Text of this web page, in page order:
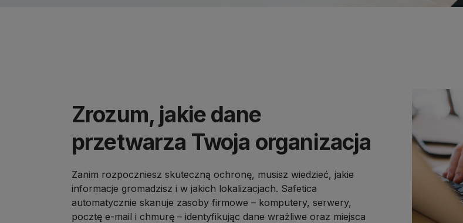
Zrozum, jakie dane
przetwarza Twoja organizacja
Zanim rozpoczniesz skuteczną ochronę, musisz wiedzieć, jakie
informacje gromadzisz i w jakich lokalizacjach. Safetica
automatycznie skanuje zasoby firmowe – komputery, serwery,
pocztę e-mail i chmurę – identyfikując dane wrażliwe oraz miejsca